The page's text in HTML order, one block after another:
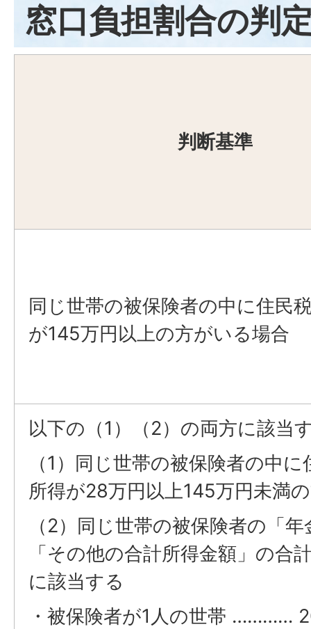
窓口負担割合の判
判断基準
同じ世帯の被保険者の中に住民
が145万円以上の方がいる場合
以下の（1）（2）の両方に該当
（1）同じ世帯の被保険者の中
所得が28万円以上145万円未満
（2）同じ世帯の被保険者の「
「その他の合計所得金額」の合
に該当する
・被保険者が1人の世帯 …………